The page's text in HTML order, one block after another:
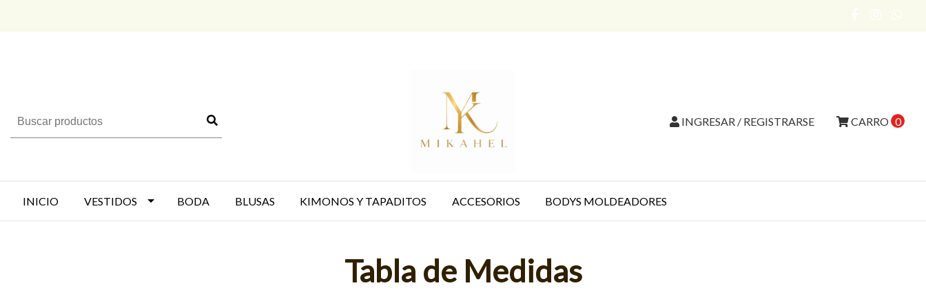
CARRO 0
INGRESAR / REGISTRARSE
INICIO VESTIDOS BODA BLUSAS KIMONOS Y TAPADITOS ACCESORIOS BODYS MOLDEADORES
Tabla de Medidas